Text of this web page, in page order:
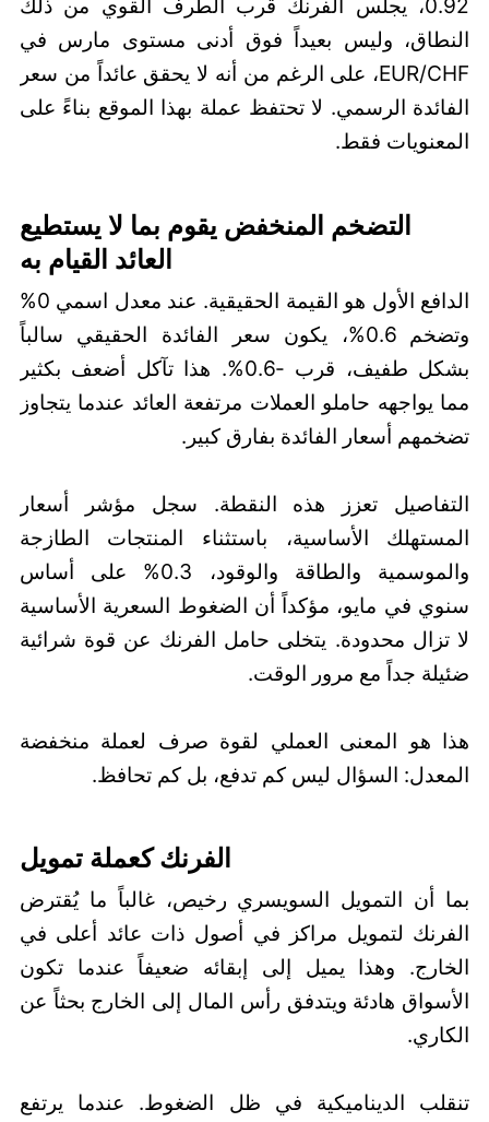
0.92، يجلس الفرنك قرب الطرف القوي من ذلك
النطاق، وليس بعيداً فوق أدنى مستوى مارس في
EUR/CHF، على الرغم من أنه لا يحقق عائداً من سعر
الفائدة الرسمي. لا تحتفظ عملة بهذا الموقع بناءً على
المعنويات فقط.
التضخم المنخفض يقوم بما لا يستطيع
العائد القيام به
الدافع الأول هو القيمة الحقيقية. عند معدل اسمي 0%
وتضخم 0.6%، يكون سعر الفائدة الحقيقي سالباً
بشكل طفيف، قرب -0.6%. هذا تآكل أضعف بكثير
مما يواجهه حاملو العملات مرتفعة العائد عندما يتجاوز
تضخمهم أسعار الفائدة بفارق كبير.
التفاصيل تعزز هذه النقطة. سجل مؤشر أسعار
المستهلك الأساسية، باستثناء المنتجات الطازجة
والموسمية والطاقة والوقود، 0.3% على أساس
سنوي في مايو، مؤكداً أن الضغوط السعرية الأساسية
لا تزال محدودة. يتخلى حامل الفرنك عن قوة شرائية
ضئيلة جداً مع مرور الوقت.
هذا هو المعنى العملي لقوة صرف لعملة منخفضة
المعدل: السؤال ليس كم تدفع، بل كم تحافظ.
الفرنك كعملة تمويل
بما أن التمويل السويسري رخيص، غالباً ما يُقترض
الفرنك لتمويل مراكز في أصول ذات عائد أعلى في
الخارج. وهذا يميل إلى إبقائه ضعيفاً عندما تكون
الأسواق هادئة ويتدفق رأس المال إلى الخارج بحثاً عن
الكاري.
تنقلب الديناميكية في ظل الضغوط. عندما يرتفع